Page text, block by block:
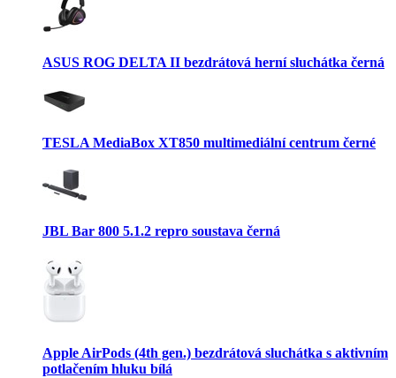
ASUS ROG DELTA II bezdrátová herní sluchátka černá
TESLA MediaBox XT850 multimediální centrum černé
JBL Bar 800 5.1.2 repro soustava černá
Apple AirPods (4th gen.) bezdrátová sluchátka s aktivním
potlačením hluku bílá